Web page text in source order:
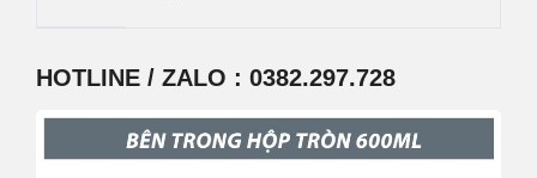
HOTLINE / ZALO : 0382.297.728